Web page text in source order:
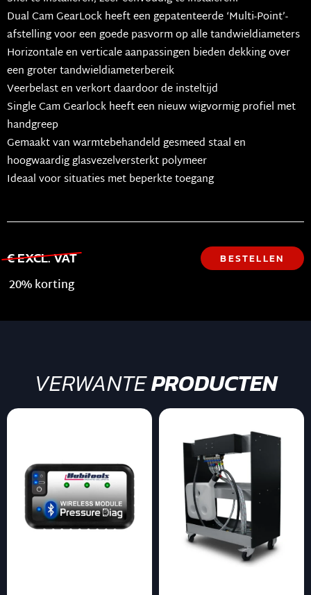
Dual Cam GearLock heeft een gepatenteerde ‘Multi-Point’-
afstelling voor een goede pasvorm op alle tandwieldiameters
Horizontale en verticale aanpassingen bieden dekking over
een groter tandwieldiameterbereik
Veerbelast en verkort daardoor de insteltijd
Single Cam Gearlock heeft een nieuw wigvormig profiel met
handgreep
Gemaakt van warmtebehandeld gesmeed staal en
hoogwaardig glasvezelversterkt polymeer
Ideaal voor situaties met beperkte toegang
€ EXCL. VAT BESTELLEN
20% korting
VERWANTEPRODUCTEN